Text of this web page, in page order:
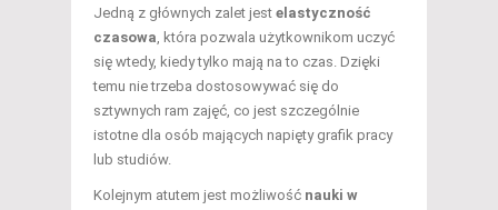
Jedną z głównych zalet jest elastyczność
czasowa, która pozwala użytkownikom uczyć
się wtedy, kiedy tylko mają na to czas. Dzięki
temu nie trzeba dostosowywać się do
sztywnych ram zajęć, co jest szczególnie
istotne dla osób mających napięty grafik pracy
lub studiów.
Kolejnym atutem jest możliwość nauki w